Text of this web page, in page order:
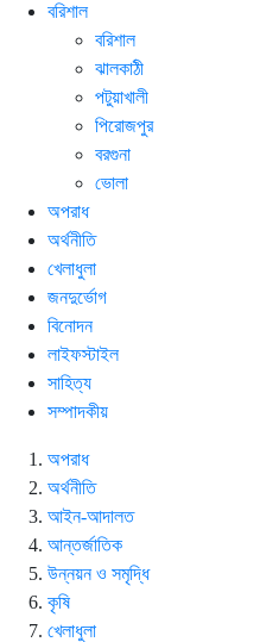
বরিশাল
বরিশাল
ঝালকাঠী
পটুয়াখালী
পিরোজপুর
বরগুনা
ভোলা
অপরাধ
অর্থনীতি
খেলাধুলা
জনদুর্ভোগ
বিনোদন
লাইফস্টাইল
সাহিত্য
সম্পাদকীয়
অপরাধ
অর্থনীতি
আইন-আদালত
আন্তর্জাতিক
উন্নয়ন ও সমৃদ্ধি
কৃষি
খেলাধুলা